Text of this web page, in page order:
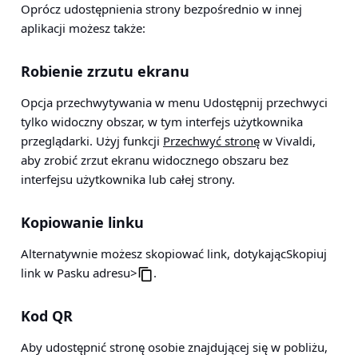
Oprócz udostępnienia strony bezpośrednio w innej
aplikacji możesz także:
Robienie zrzutu ekranu
Opcja przechwytywania w menu Udostępnij przechwyci
tylko widoczny obszar, w tym interfejs użytkownika
przeglądarki. Użyj funkcji Przechwyć stronę w Vivaldi,
aby zrobić zrzut ekranu widocznego obszaru bez
interfejsu użytkownika lub całej strony.
Kopiowanie linku
Alternatywnie możesz skopiować link, dotykającSkopiuj
link w Pasku adresu> .
Kod QR
Aby udostępnić stronę osobie znajdującej się w pobliżu,